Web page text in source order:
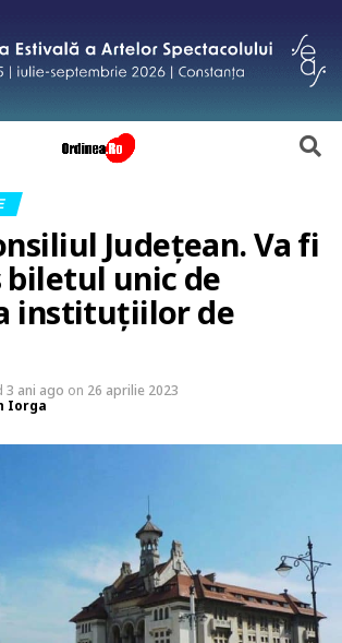
Județean. Va fi
unic de
instituțiilor de
3 ani ago on 26 aprilie 2023
Iorga